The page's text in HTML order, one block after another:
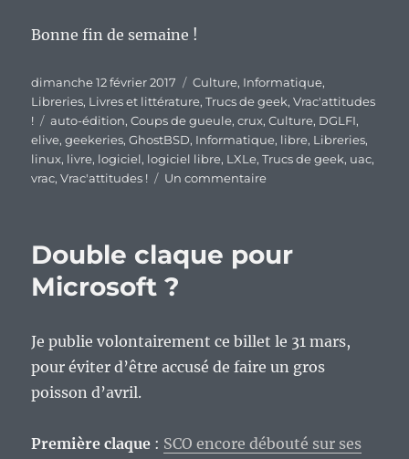
Bonne fin de semaine !
Publié
le
dimanche 12 février 2017 Catégories
Culture, Informatique,
Libreries, Livres et littérature,Trucs de geek,Vrac'attitudes
!
Étiquettes
auto-édition,Coups de gueule,crux,Culture, DGLFI,
elive,geekeries,GhostBSD, Informatique, libre, Libreries,
linux, livre, logiciel, logiciel libre, LXLe,Trucs de geek, uac,
vrac,Vrac'attitudes ! Un commentairesur
fin
Double claque pour
Microsoft ?
Je publie volontairement ce billet le 31 mars,
pour éviter d’être accusé de faire un gros
poisson d’avril.
Première claque : SCO encore débouté sur ses